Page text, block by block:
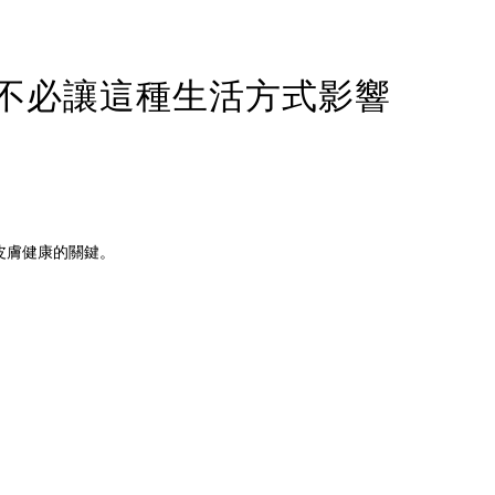
必讓這種生活方式影響
健康的關鍵。